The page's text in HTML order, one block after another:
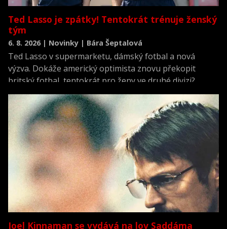
Ted Lasso je zpátky! Tentokrát trénuje ženský
tým
6. 8. 2026 | Novinky | Bára Šeptalová
Ted Lasso v supermarketu, dámský fotbal a nová
výzva. Dokáže americký optimista znovu překopit
britský fotbal, tentokrát pro ženy ve druhé divizi?
Joel Kinnaman se vydává na lov Saddáma